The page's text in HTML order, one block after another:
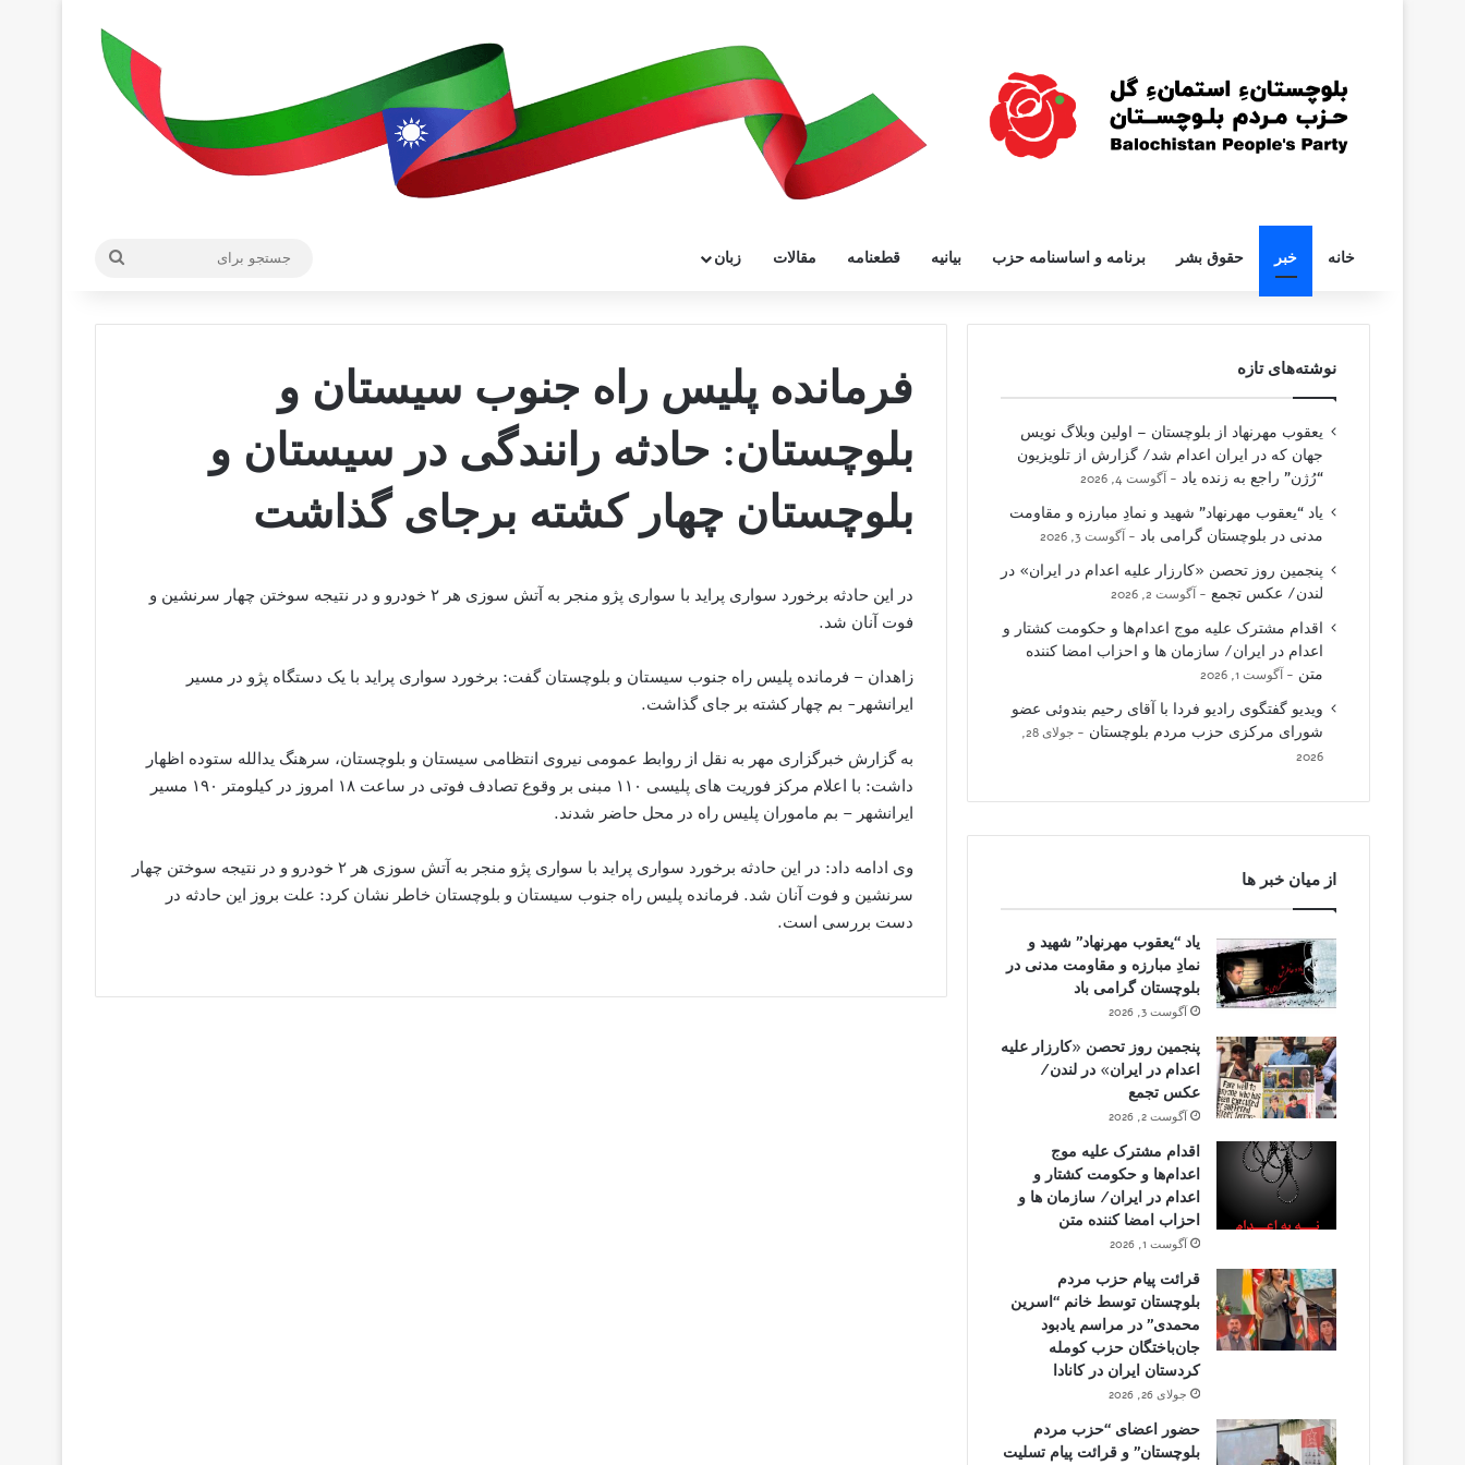
خانه خبر حقوق بشر برنامه و اساسنامه حزب بیانیه قطعنامه مقالات زبان
فرمانده پلیس راه جنوب سیستان و
بلوچستان: حادثه رانندگی در سیستان و
بلوچستان چهار کشته برجای گذاشت
در این حادثه برخورد سواری پراید با سواری پژو منجر به آتش سوزی هر ۲ خودرو و در نتیجه سوختن چهار سرنشین و
فوت آنان شد.
زاهدان – فرمانده پلیس راه جنوب سیستان و بلوچستان گفت: برخورد سواری پراید با یک دستگاه پژو در مسیر
ایرانشهر- بم چهار کشته بر جای گذاشت.
به گزارش خبرگزاری مهر به نقل از روابط عمومی نیروی انتظامی سیستان و بلوچستان، سرهنگ یدالله ستوده اظهار
داشت: با اعلام مرکز فوریت های پلیسی ۱۱۰ مبنی بر وقوع تصادف فوتی در ساعت ۱۸ امروز در کیلومتر ۱۹۰ مسیر
ایرانشهر – بم ماموران پلیس راه در محل حاضر شدند.
وی ادامه داد: در این حادثه برخورد سواری پراید با سواری پژو منجر به آتش سوزی هر ۲ خودرو و در نتیجه سوختن چهار
سرنشین و فوت آنان شد. فرمانده پلیس راه جنوب سیستان و بلوچستان خاطر نشان کرد: علت بروز این حادثه در
دست بررسی است.
نوشته‌های تازه
یعقوب مهرنهاد از بلوچستان – اولین وبلاگ نویس
جهان که در ایران اعدام شد/ گزارش از تلویزیون
“رُژن” راجع به زنده یاد
آگوست 4, 2026
یاد “یعقوب مهرنهاد” شهید و نمادِ مبارزه و مقاومت
مدنی در بلوچستان گرامی باد
آگوست 3, 2026
پنجمین روز تحصن «کارزار علیه اعدام در ایران» در
لندن/ عکس تجمع
آگوست 2, 2026
اقدام مشترک علیه موج اعدام‌ها و حکومت کشتار و
اعدام در ایران/ سازمان ها و احزاب امضا کننده
متن
آگوست 1, 2026
ویدیو گفتگوی رادیو فردا با آقای رحیم بندوئی عضو
شورای مرکزی حزب مردم بلوچستان
جولای 28,
2026
از میان خبر ها
یاد “یعقوب مهرنهاد” شهید و
نمادِ مبارزه و مقاومت مدنی در
بلوچستان گرامی باد
آگوست 3, 2026
پنجمین روز تحصن «کارزار علیه
اعدام در ایران» در لندن/
عکس تجمع
آگوست 2, 2026
اقدام مشترک علیه موج
اعدام‌ها و حکومت کشتار و
اعدام در ایران/ سازمان ها و
احزاب امضا کننده متن
آگوست 1, 2026
قرائت پیام حزب مردم
بلوچستان توسط خانم “اسرین
محمدی” در مراسم یادبود
جان‌باختگان حزب کومله
کردستان ایران در کانادا
جولای 26, 2026
حضور اعضای “حزب مردم
بلوچستان” و قرائت پیام تسلیت